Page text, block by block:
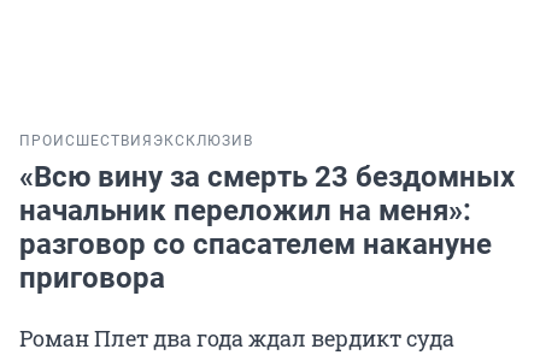
ПРОИСШЕСТВИЯ ЭКСКЛЮЗИВ
«Всю вину за смерть 23 бездомных
начальник переложил на меня»:
разговор со спасателем накануне
приговора
Роман Плет два года ждал вердикт суда